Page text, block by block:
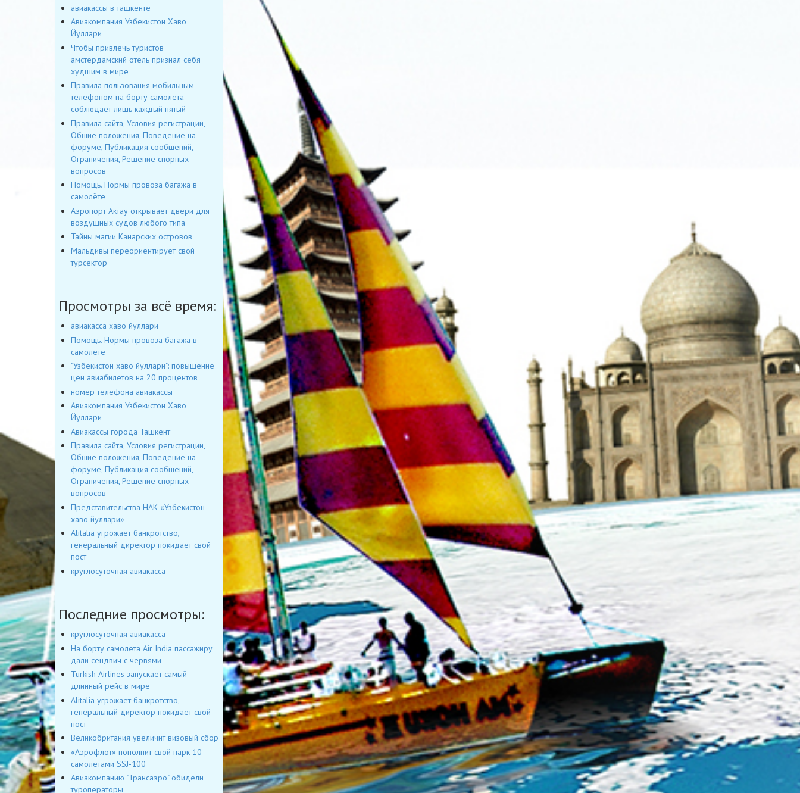
авиакассы в ташкенте
Авиакомпания Узбекистон Хаво
Йуллари
Чтобы привлечь туристов
амстердамский отель признал себя
худшим в мире
Правила пользования мобильным
телефоном на борту самолета
соблюдает лишь каждый пятый
Правила сайта, Условия регистрации,
Общие положения, Поведение на
форуме, Публикация сообщений,
Ограничения, Решение спорных
вопросов
Помощь. Нормы провоза багажа в
самолёте
Аэропорт Актау открывает двери для
воздушных судов любого типа
Тайны магии Канарских островов
Мальдивы переориентирует свой
турсектор
Просмотры за всё время:
авиакасса хаво йуллари
Помощь. Нормы провоза багажа в
самолёте
"Узбекистон хаво йуллари": повышение
цен авиабилетов на 20 процентов
номер телефона авиакассы
Авиакомпания Узбекистон Хаво
Йуллари
Авиакассы города Ташкент
Правила сайта, Условия регистрации,
Общие положения, Поведение на
форуме, Публикация сообщений,
Ограничения, Решение спорных
вопросов
Представительства НАК «Узбекистон
хаво йуллари»
Alitalia угрожает банкротство,
генеральный директор покидает свой
пост
круглосуточная авиакасса
Последние просмотры:
круглосуточная авиакасса
На борту самолета Air India пассажиру
дали сендвич с червями
Turkish Airlines запускает самый
длинный рейс в мире
Alitalia угрожает банкротство,
генеральный директор покидает свой
пост
Великобритания увеличит визовый сбор
«Аэрофлот» пополнит свой парк 10
самолетами SSJ-100
Авиакомпанию "Трансаэро" обидели
туроператоры